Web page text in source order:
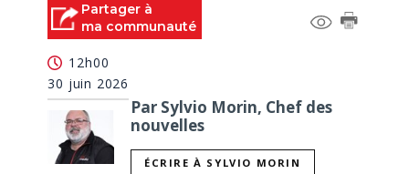
Partager à
ma communauté
12h00
30 juin 2026
Par Sylvio Morin, Chef des
nouvelles
ÉCRIRE À SYLVIO MORIN